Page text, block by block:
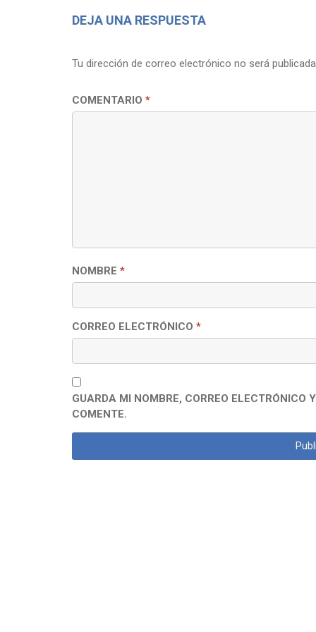
DEJA UNA RESPUESTA
Tu dirección de correo electrónico no será publicada.
COMENTARIO *
NOMBRE *
CORREO ELECTRÓNICO *
GUARDA MI NOMBRE, CORREO ELECTRÓNICO
COMENTE.